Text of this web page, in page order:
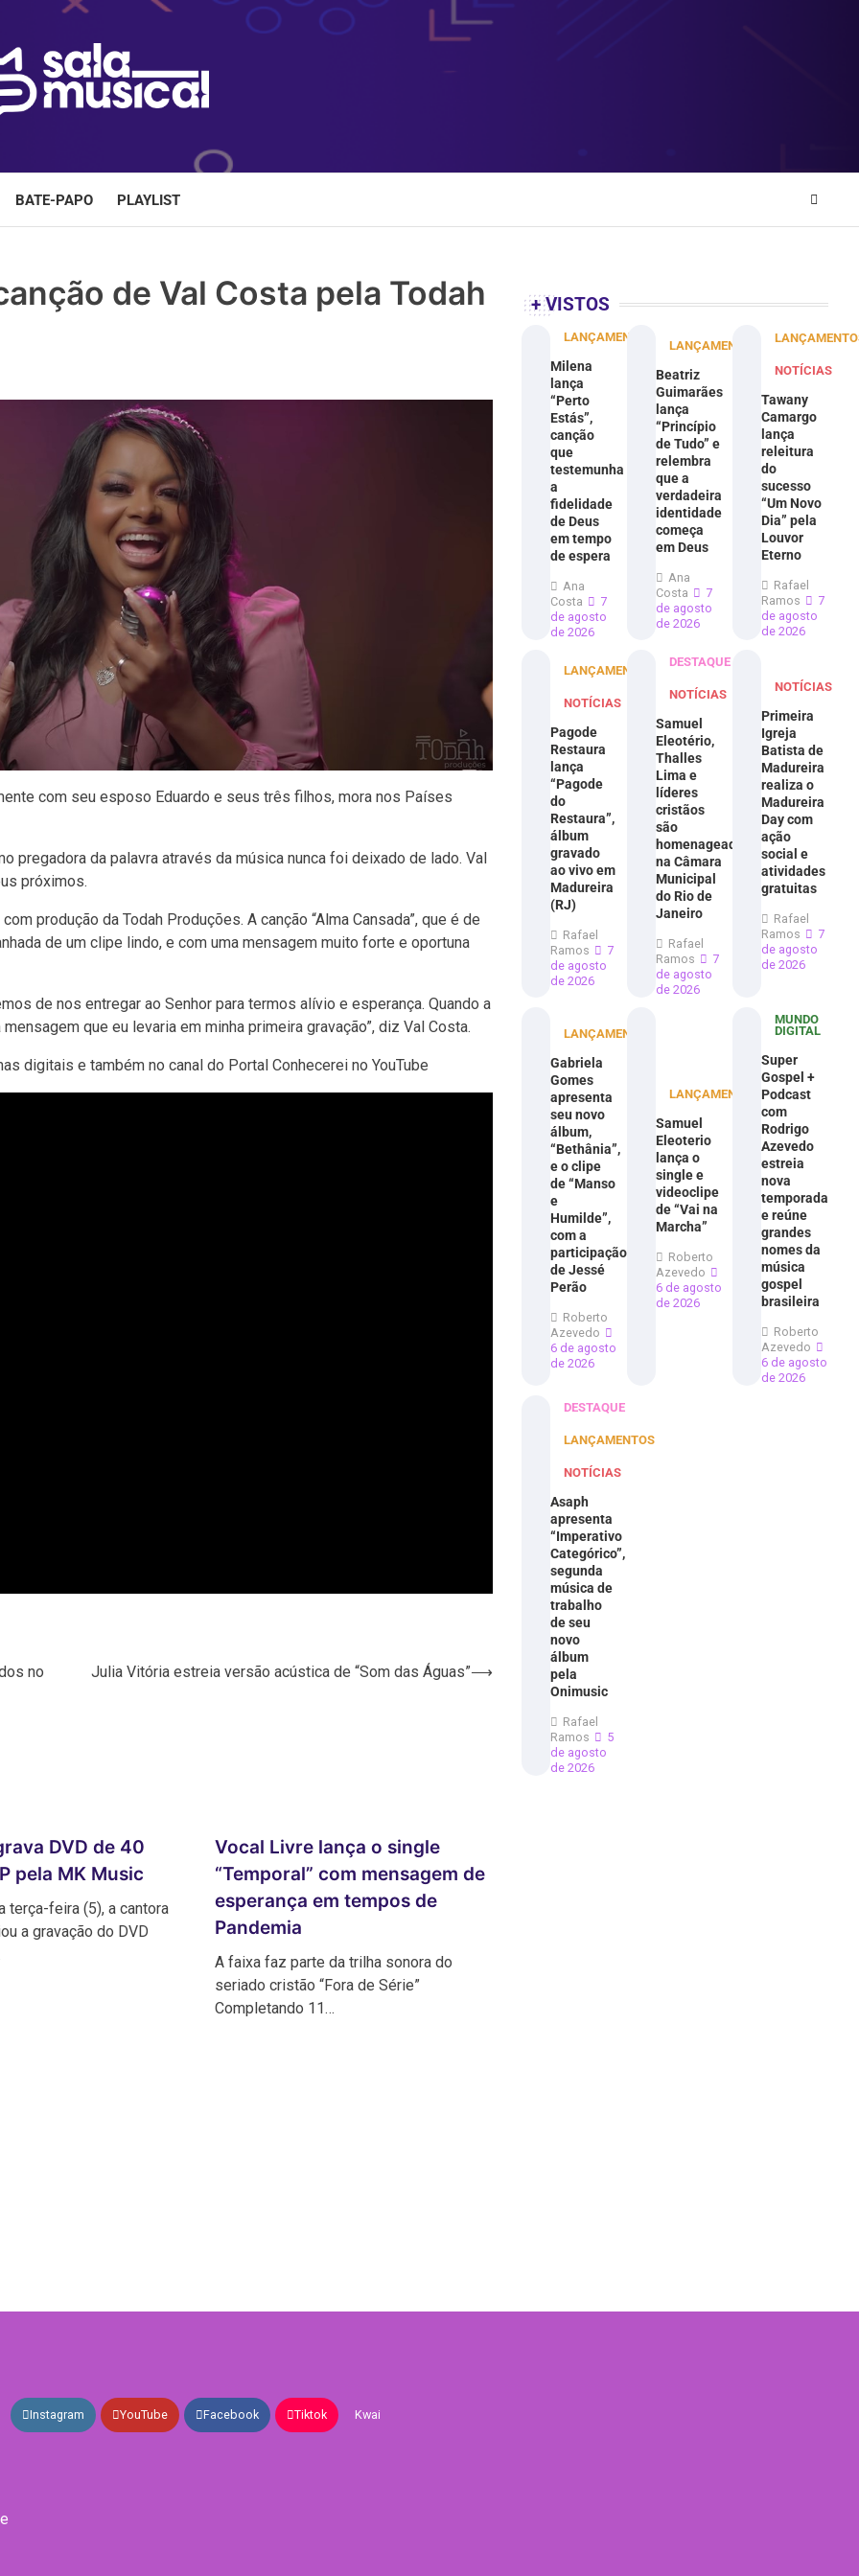
BATE-PAPO PLAYLIST
de Val Costa pela Todah
com seu esposo Eduardo e seus três filhos, mora nos Países
pregadora da palavra através da música nunca foi deixado de lado. Val
próximos.
produção da Todah Produções. A canção “Alma Cansada”, que é de
de um clipe lindo, e com uma mensagem muito forte e oportuna
de nos entregar ao Senhor para termos alívio e esperança. Quando a
que eu levaria em minha primeira gravação”, diz Val Costa.
digitais e também no canal do Portal Conhecerei no YouTube
no
Julia Vitória estreia versão acústica de “Som das Águas”⟶
DVD de 40
pela MK Music
terça-feira (5), a cantora
a gravação do DVD
Vocal Livre lança o single
“Temporal” com mensagem de
esperança em tempos de
Pandemia
A faixa faz parte da trilha sonora do
seriado cristão “Fora de Série”
Completando 11…
+ VISTOS
LANÇAMENTOS
Milena
lança
“Perto
Estás”,
canção
que
testemunha
a
fidelidade
de Deus
em tempo
de espera
Ana
Costa
7
de agosto
de 2026
LANÇAMENTOS
Beatriz
Guimarães
lança
“Princípio
de Tudo” e
relembra
que a
verdadeira
identidade
começa
em Deus
Ana
Costa
7
de agosto
de 2026
NOTÍCIAS
Tawany
Camargo
lança
releitura
do
sucesso
“Um Novo
Dia” pela
Louvor
Eterno
Rafael
Ramos
7
de agosto
de 2026
LANÇAMENTOS
NOTÍCIAS
Pagode
Restaura
lança
“Pagode
do
Restaura”,
álbum
gravado
ao vivo em
Madureira
(RJ)
Rafael
Ramos
7
de agosto
de 2026
DESTAQUE
NOTÍCIAS
Samuel
Eleotério,
Thalles
Lima e
líderes
cristãos
são
homenageados
na Câmara
Municipal
do Rio de
Janeiro
Rafael
Ramos
7
de agosto
de 2026
NOTÍCIAS
Primeira
Igreja
Batista de
Madureira
realiza o
Madureira
Day com
ação
social e
atividades
gratuitas
Rafael
Ramos
7
de agosto
de 2026
LANÇAMENTOS
Gabriela
Gomes
apresenta
seu novo
álbum,
“Bethânia”,
e o clipe
de “Manso
e
Humilde”,
com a
participação
de Jessé
Perão
Roberto
Azevedo
6 de agosto
de 2026
LANÇAMENTOS
Samuel
Eleoterio
lança o
single e
videoclipe
de “Vai na
Marcha”
Roberto
Azevedo
6 de agosto
de 2026
MUNDO
DIGITAL
Super
Gospel +
Podcast
com
Rodrigo
Azevedo
estreia
nova
temporada
e reúne
grandes
nomes da
música
gospel
brasileira
Roberto
Azevedo
6 de agosto
de 2026
DESTAQUE
LANÇAMENTOS
NOTÍCIAS
Asaph
apresenta
“Imperativo
Categórico”,
segunda
música de
trabalho
de seu
novo
álbum
pela
Onimusic
Rafael
Ramos
5
de agosto
de 2026
Instagram YouTube Facebook Tiktok Kwai